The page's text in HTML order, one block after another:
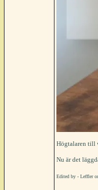
Högtalaren till
Nu är det
Edited by - Leffler